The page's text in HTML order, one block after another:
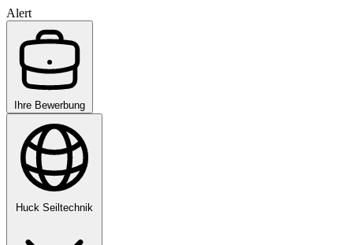
Alert
Ihre Bewerbung
Huck Seiltechnik